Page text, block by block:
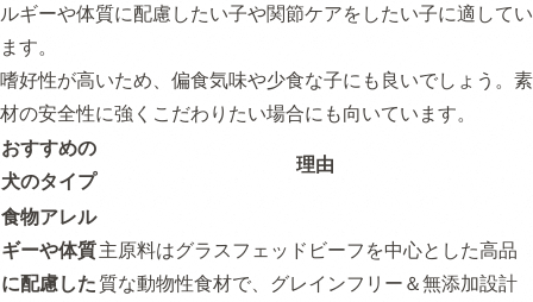
ルギーや体質に配慮したい子や関節ケアをしたい子に適してい
ます。
嗜好性が高いため、偏食気味や少食な子にも良いでしょう。素
材の安全性に強くこだわりたい場合にも向いています。
おすすめの
犬のタイプ
理由
食物アレル
ギーや体質
に配慮した
主原料はグラスフェッドビーフを中心とした高品
質な動物性食材で、グレインフリー＆無添加設計